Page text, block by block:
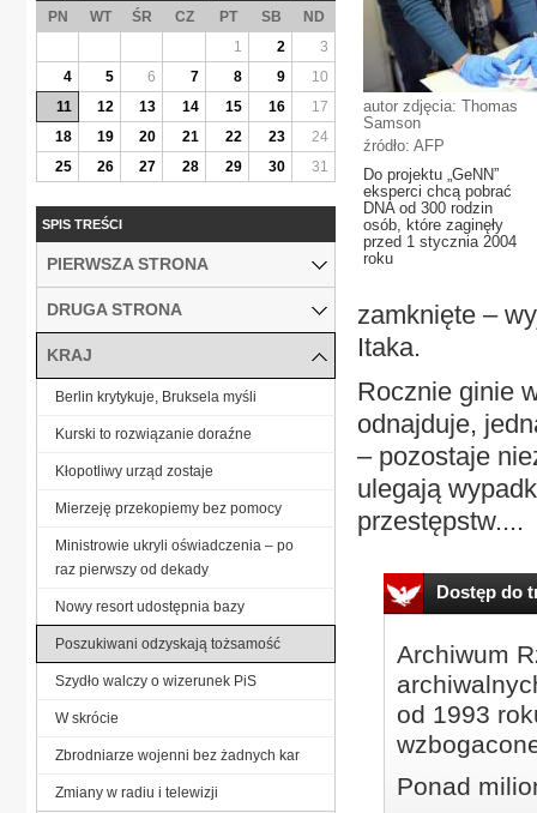
autor zdjęcia: Thomas
Samson
źródło: AFP
Do projektu „GeNN”
eksperci chcą pobrać
DNA od 300 rodzin
osób, które zaginęły
przed 1 stycznia 2004
roku
zamknięte –
Itaka.
Rocznie ginie
odnajduje,
– pozostaje
ulegają
przestępstw....
Dostęp do
Archiwum
od 1993
Ponad
PN WT ŚR CZ PT SB
ND
1
2
3
4
5 6 7 8 9
10
11
12 13 14 15 16
17
18
19 20 21 22 23
24
25
26 27 28 29 30 31
SPIS TREŚCI
PIERWSZA STRONA
DRUGA STRONA
KRAJ
Berlin krytykuje, Bruksela myśli
Kurski to rozwiązanie doraźne
Kłopotliwy urząd zostaje
Mierzeję przekopiemy bez pomocy
Ministrowie ukryli oświadczenia – po
raz pierwszy od dekady
Nowy resort udostępnia bazy
Poszukiwani odzyskają tożsamość
Szydło walczy o wizerunek PiS
W skrócie
Zbrodniarze wojenni bez żadnych kar
Zmiany w radiu i telewizji